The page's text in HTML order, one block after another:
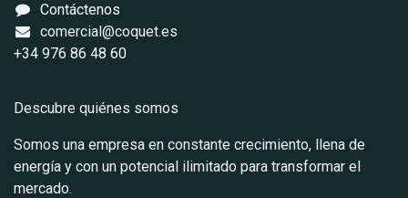
Contáctenos
comercial@coquet.es
+34 976 86 48 60
Descubre quiénes somos
Somos una empresa en constante crecimiento, llena de
energía y con un potencial ilimitado para transformar el
mercado.